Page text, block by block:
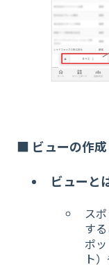
■ ビューの作成
ビューと
ス
す
ポ
ト